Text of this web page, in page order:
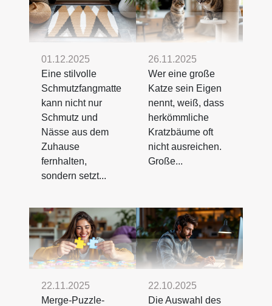
01.12.2025
Eine stilvolle
Schmutzfangmatte
kann nicht nur
Schmutz und
Nässe aus dem
Zuhause
fernhalten,
sondern setzt...
26.11.2025
Wer eine große
Katze sein Eigen
nennt, weiß, dass
herkömmliche
Kratzbäume oft
nicht ausreichen.
Große...
22.11.2025
Merge-Puzzle-
22.10.2025
Die Auswahl des